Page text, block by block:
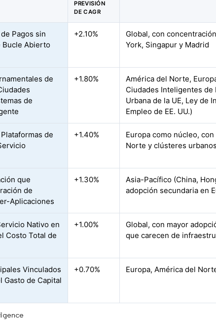
PREVISIÓN
DE CAGR
Pagos sin
Bucle Abierto
+2.10%
Global, con
York, Singapur y Madrid
de
de
+1.80%
América del Norte,
Ciudades Inteligentes de
Urbana de la UE, Ley de
Empleo de EE. UU.)
de
+1.40%
Europa como núcleo,
Norte y clústeres
que
de
Aplicaciones
+1.30%
Asia-Pacífico (China,
adopción secundaria en
Nativo en
Costo Total de
+1.00%
Global, con mayor
que carecen de
Vinculados
Gasto de Capital
+0.70% Europa, América del